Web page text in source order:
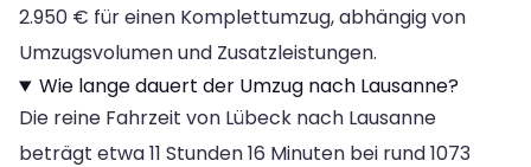
2.950 € für einen Komplettumzug, abhängig von
Umzugsvolumen und Zusatzleistungen.
Wie lange dauert der Umzug nach Lausanne?
Die reine Fahrzeit von Lübeck nach Lausanne
beträgt etwa 11 Stunden 16 Minuten bei rund 1073